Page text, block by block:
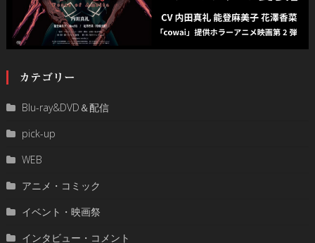
カテゴリー
Blu-ray&DVD＆配信
pick-up
WEB
アニメ・コミック
イベント・映画祭
インタビュー・コメント